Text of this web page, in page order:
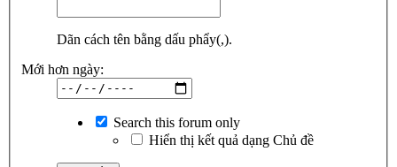
Dãn cách tên bằng dấu phẩy(,).
Mới hơn ngày:
Search this forum only
Hiển thị kết quả dạng Chủ đề